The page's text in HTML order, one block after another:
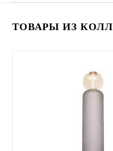
ТОВАРЫ ИЗ